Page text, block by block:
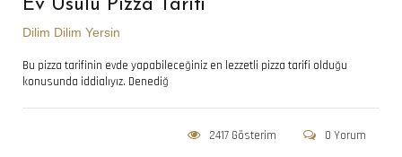
Ev Usulü Pizza Tarifi
Dilim Dilim Yersin
Bu pizza tarifinin evde yapabileceğiniz en lezzetli pizza tarifi olduğu
konusunda iddialıyız. Denediğ
0 Yorum
2417 Gösterim